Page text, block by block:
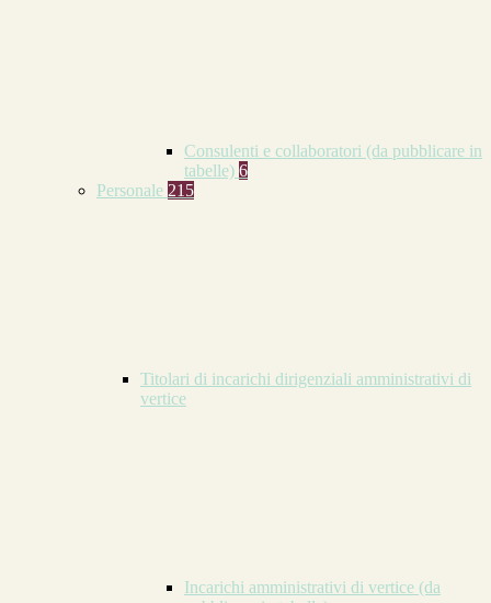
Consulenti e collaboratori (da pubblicare in
tabelle) 6
Personale 215
Titolari di incarichi dirigenziali amministrativi di
vertice
Incarichi amministrativi di vertice (da